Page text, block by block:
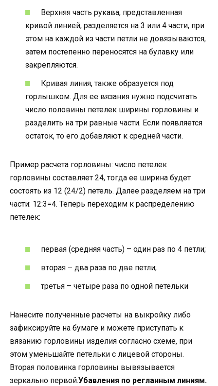
Верхняя часть рукава, представленная
кривой линией, разделяется на 3 или 4 части, при
этом на каждой из части петли не довязываются,
затем постепенно переносятся на булавку или
закрепляются.
Кривая линия, также образуется под
горлышком. Для ее вязания нужно подсчитать
число половины петелек ширины горловины и
разделить на три равные части. Если появляется
остаток, то его добавляют к средней части.
Пример расчета горловины: число петелек
горловины составляет 24, тогда ее ширина будет
состоять из 12 (24/2) петель. Далее разделяем на три
части: 12:3=4. Теперь переходим к распределению
петелек:
первая (средняя часть) – один раз по 4 петли;
вторая – два раза по две петли;
третья – четыре раза по одной петельки
Нанесите полученные расчеты на выкройку либо
зафиксируйте на бумаге и можете приступать к
вязанию горловины изделия согласно схеме, при
этом уменьшайте петельки с лицевой стороны.
Вторая половинка горловины вывязывается
зеркально первой.Убавления по регланным линиям.